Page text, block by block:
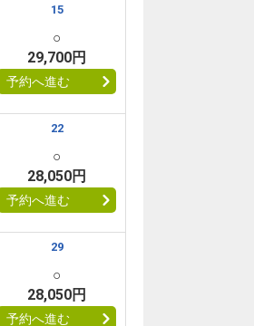
15
○
29,700円
予約へ進む
22
○
28,050円
予約へ進む
29
○
28,050円
予約へ進む